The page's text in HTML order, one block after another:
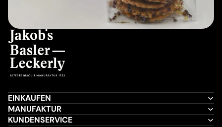
EINKAUFEN
MANUFAKTUR
KUNDENSERVICE